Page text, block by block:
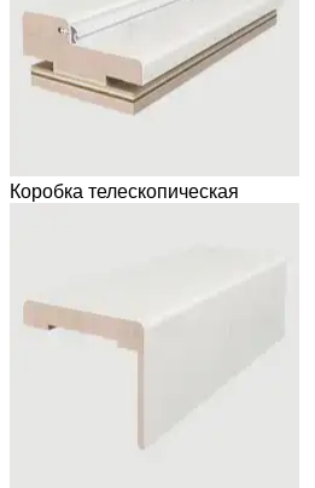
Коробка телескопическая